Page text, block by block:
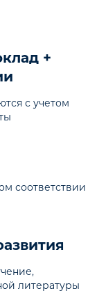
+
с учетом
соответствии
литературы